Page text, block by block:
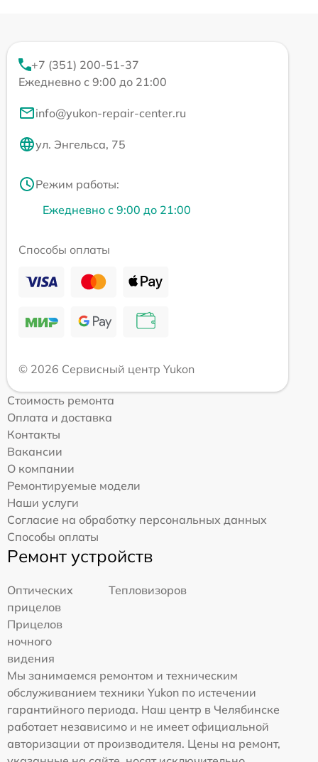
+7 (351) 200-51-37
Ежедневно с 9:00 до 21:00
info@yukon-repair-center.ru
ул. Энгельса, 75
Режим работы:
Ежедневно с 9:00 до 21:00
Способы оплаты
© 2026 Сервисный центр Yukon
Стоимость ремонта
Оплата и доставка
Контакты
Вакансии
О компании
Ремонтируемые модели
Наши услуги
Согласие на обработку персональных данных
Способы оплаты
Ремонт устройств
Оптических
прицелов
Тепловизоров
Прицелов
ночного
видения
Мы занимаемся ремонтом и техническим
обслуживанием техники Yukon по истечении
гарантийного периода. Наш центр в Челябинске
работает независимо и не имеет официальной
авторизации от производителя. Цены на ремонт,